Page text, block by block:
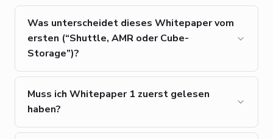
Was unterscheidet dieses Whitepaper vom
ersten (“Shuttle, AMR oder Cube-
Storage”)?
Muss ich Whitepaper 1 zuerst gelesen
haben?